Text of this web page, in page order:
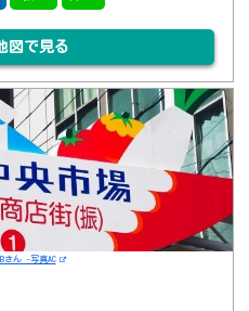
図で見る
さん -写真AC